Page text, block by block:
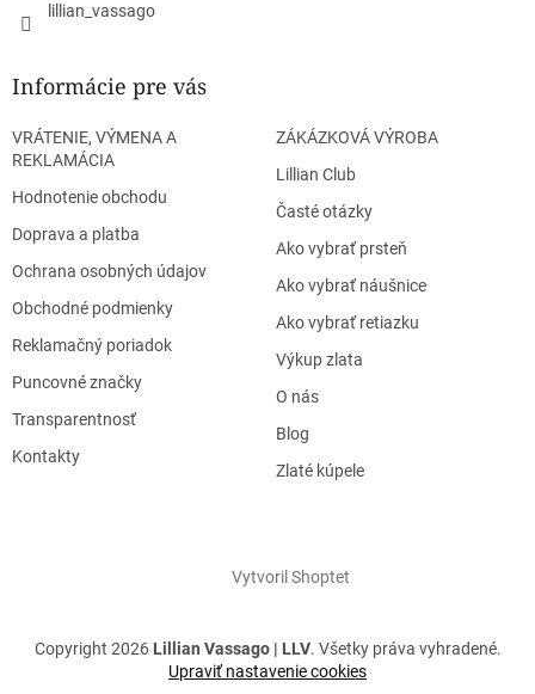
lillian_vassago
Informácie pre vás
VRÁTENIE, VÝMENA A
REKLAMÁCIA
Hodnotenie obchodu
Doprava a platba
Ochrana osobných údajov
Obchodné podmienky
Reklamačný poriadok
Puncovné značky
Transparentnosť
Kontakty
ZÁKÁZKOVÁ VÝROBA
Lillian Club
Časté otázky
Ako vybrať prsteň
Ako vybrať náušnice
Ako vybrať retiazku
Výkup zlata
O nás
Blog
Zlaté kúpele
Vytvoril Shoptet
Copyright 2026 Lillian Vassago | LLV. Všetky práva vyhradené.
Upraviť nastavenie cookies